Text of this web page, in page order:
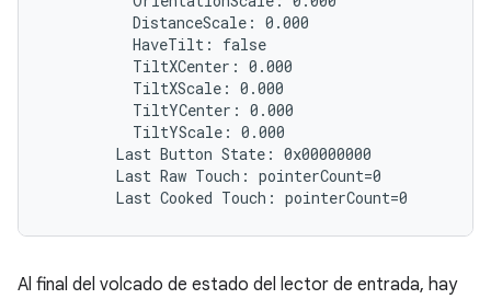
          DistanceScale: 0.000
          HaveTilt: false
          TiltXCenter: 0.000
          TiltXScale: 0.000
          TiltYCenter: 0.000
          TiltYScale: 0.000
        Last Button State: 0x00000000
        Last Raw Touch: pointerCount=0
Al final del volcado de estado del lector de entrada, hay